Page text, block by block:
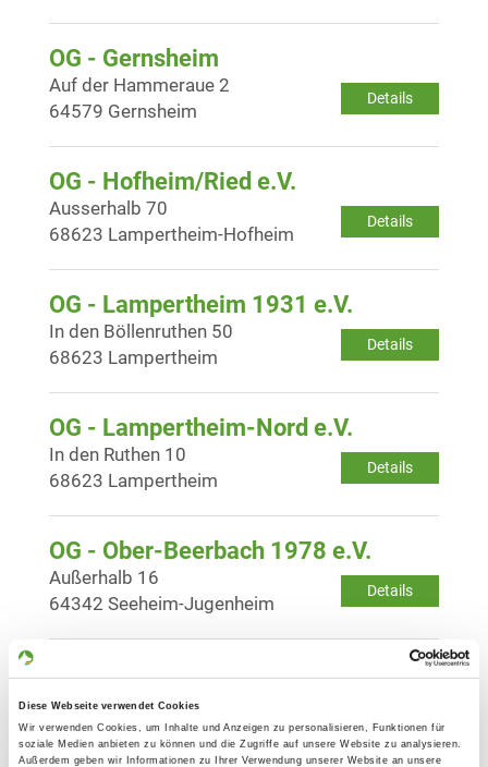
Diese Webseite verwendet Cookies
Wir verwenden Cookies, um Inhalte und Anzeigen zu personalisieren, Funktionen für
soziale Medien anbieten zu können und die Zugriffe auf unsere Website zu analysieren.
Außerdem geben wir Informationen zu Ihrer Verwendung unserer Website an unsere
OG - Gernsheim
Details
Auf der Hammeraue 2
64579 Gernsheim
OG - Hofheim/Ried e.V.
Details
Ausserhalb 70
68623 Lampertheim-Hofheim
OG - Lampertheim 1931 e.V.
Details
In den Böllenruthen 50
68623 Lampertheim
OG - Lampertheim-Nord e.V.
Details
In den Ruthen 10
68623 Lampertheim
OG - Ober-Beerbach 1978 e.V.
Details
Außerhalb 16
64342 Seeheim-Jugenheim
OG - Stockstadt/Rh.
An der Kläranlage
64589 Stockstadt/Rh.